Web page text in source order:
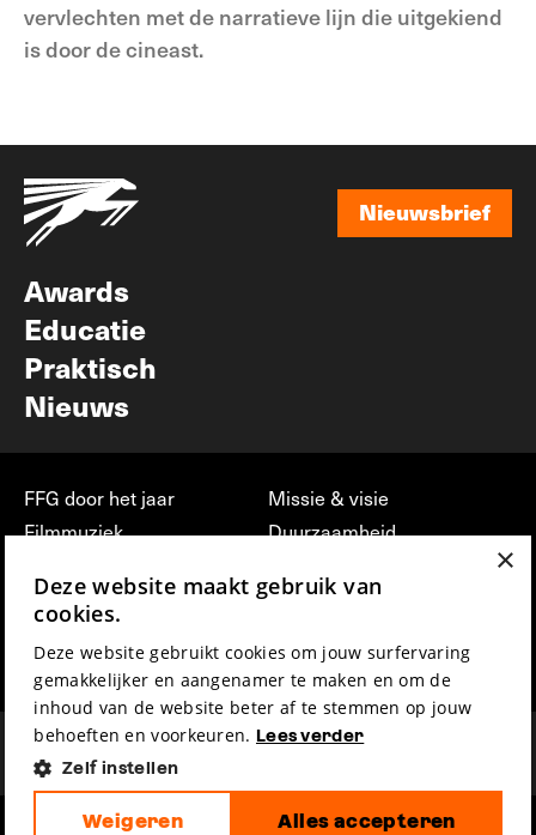
vervlechten met de narratieve lijn die uitgekiend
is door de cineast.
Nieuwsbrief
Awards
Educatie
Praktisch
Nieuws
FFG door het jaar
Filmmuziek
Press & Industry
Film Fest Friends
Missie & visie
Duurzaamheid
vrijwilligerswerk bij FFG
Privacy & Disclaimer
×
Deze website maakt gebruik van
cookies.
Deze website gebruikt cookies om jouw surfervaring
gemakkelijker en aangenamer te maken en om de
inhoud van de website beter af te stemmen op jouw
behoeften en voorkeuren. Lees verder
Zelf instellen
Alles accepteren
Weigeren